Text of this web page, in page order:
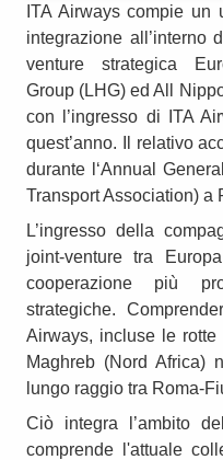
ITA Airways compie un
integrazione all’interno
venture strategica
Group (LHG) ed All
con l’ingresso di ITA
quest’anno. Il relativo
durante l‘Annual
Transport Association) a
L’ingresso della
joint-venture tra
cooperazione più
strategiche.
Airways, incluse le rotte
Maghreb (Nord Africa)
lungo raggio tra Roma-
Ciò integra l’ambito
comprende l'attuale